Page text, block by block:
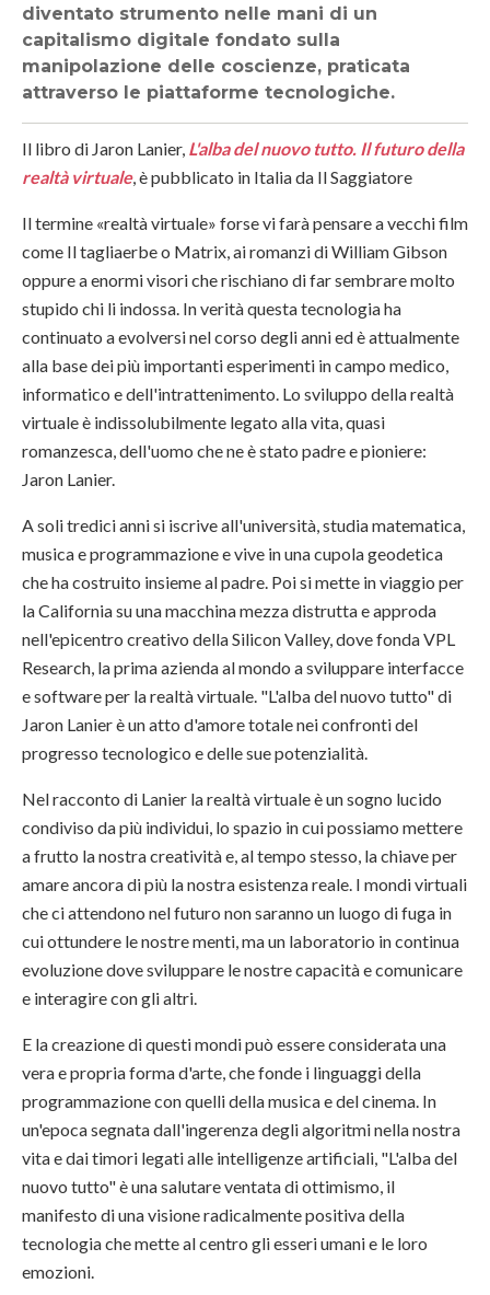
diventato strumento nelle mani di un
capitalismo digitale fondato sulla
manipolazione delle coscienze, praticata
attraverso le piattaforme tecnologiche.
Il libro di Jaron Lanier, L'alba del nuovo tutto. Il futuro della
realtà virtuale, è pubblicato in Italia da Il Saggiatore
Il termine «realtà virtuale» forse vi farà pensare a vecchi film
come Il tagliaerbe o Matrix, ai romanzi di William Gibson
oppure a enormi visori che rischiano di far sembrare molto
stupido chi li indossa. In verità questa tecnologia ha
continuato a evolversi nel corso degli anni ed è attualmente
alla base dei più importanti esperimenti in campo medico,
informatico e dell'intrattenimento. Lo sviluppo della realtà
virtuale è indissolubilmente legato alla vita, quasi
romanzesca, dell'uomo che ne è stato padre e pioniere:
Jaron Lanier.
A soli tredici anni si iscrive all'università, studia matematica,
musica e programmazione e vive in una cupola geodetica
che ha costruito insieme al padre. Poi si mette in viaggio per
la California su una macchina mezza distrutta e approda
nell'epicentro creativo della Silicon Valley, dove fonda VPL
Research, la prima azienda al mondo a sviluppare interfacce
e software per la realtà virtuale. "L'alba del nuovo tutto" di
Jaron Lanier è un atto d'amore totale nei confronti del
progresso tecnologico e delle sue potenzialità.
Nel racconto di Lanier la realtà virtuale è un sogno lucido
condiviso da più individui, lo spazio in cui possiamo mettere
a frutto la nostra creatività e, al tempo stesso, la chiave per
amare ancora di più la nostra esistenza reale. I mondi virtuali
che ci attendono nel futuro non saranno un luogo di fuga in
cui ottundere le nostre menti, ma un laboratorio in continua
evoluzione dove sviluppare le nostre capacità e comunicare
e interagire con gli altri.
E la creazione di questi mondi può essere considerata una
vera e propria forma d'arte, che fonde i linguaggi della
programmazione con quelli della musica e del cinema. In
un'epoca segnata dall'ingerenza degli algoritmi nella nostra
vita e dai timori legati alle intelligenze artificiali, "L'alba del
nuovo tutto" è una salutare ventata di ottimismo, il
manifesto di una visione radicalmente positiva della
tecnologia che mette al centro gli esseri umani e le loro
emozioni.